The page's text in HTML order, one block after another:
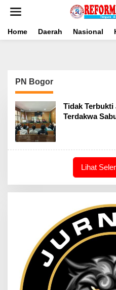
Home Daerah Nasional
PN Bogor
Tidak Terbukti
Terdakwa
Lihat